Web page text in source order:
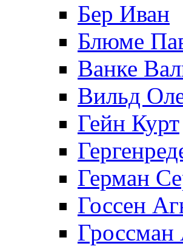
Бер Иван
Блюме
Ванке
Вильд
Гейн Курт
Герман
Госсен